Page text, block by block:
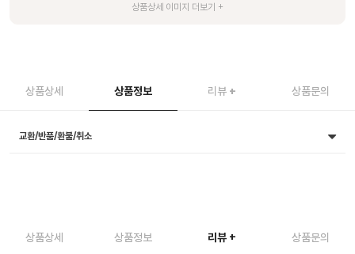
상품상세 상품정보 리뷰 + 상품문의
교환/반품/환불/취소
상품상세 상품정보 리뷰 + 상품문의